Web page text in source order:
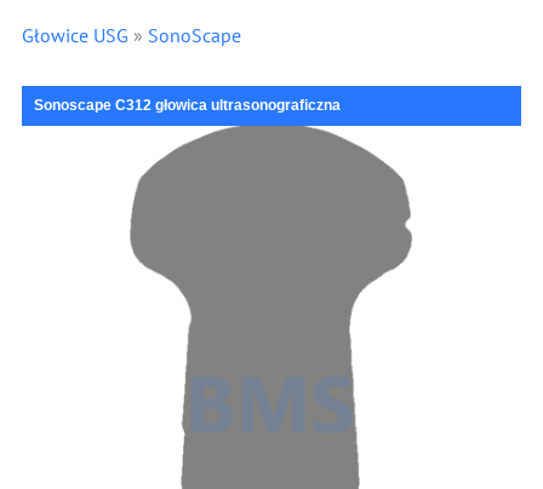
Głowice USG » SonoScape
Sonoscape C312 głowica ultrasonograficzna